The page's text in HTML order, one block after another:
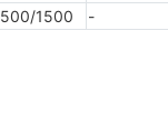
1500 -